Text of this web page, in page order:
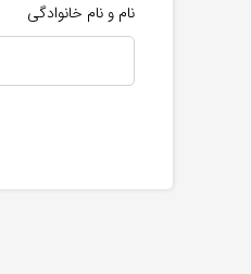
نام و نام خانوادگی